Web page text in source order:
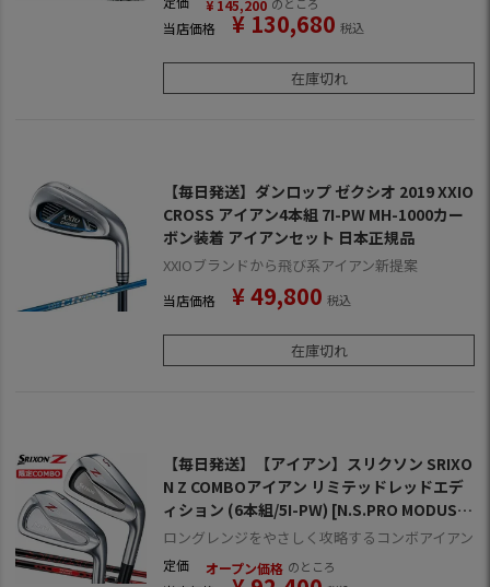
¥ 145,200
当店価格 ¥ 130,680 税込
在庫切れ
【毎日発送】ダンロップ ゼクシオ 2019 XXIO
CROSS アイアン4本組 7I-PW MH-1000カー
ボン装着 アイアンセット 日本正規品
XXIOブランドから飛び系アイアン新提案
当店価格 ¥49,800 税込
在庫切れ
【毎日発送】【アイアン】スリクソン SRIXO
N Z COMBOアイアン リミテッドレッドエデ
ィション (6本組/5I-PW) [N.S.PRO MODUS T
OUR120装着](日本正規品)
ロングレンジをやさしく攻略するコンボアイアン
定価 オープン価格 のところ